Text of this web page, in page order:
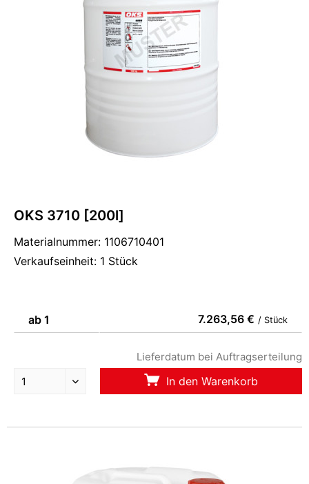
OKS 3710 [200l]
Materialnummer: 1106710401
Verkaufseinheit: 1 Stück
ab 1 7.263,56 € / Stück
Lieferdatum bei Auftragserteilung
In den Warenkorb